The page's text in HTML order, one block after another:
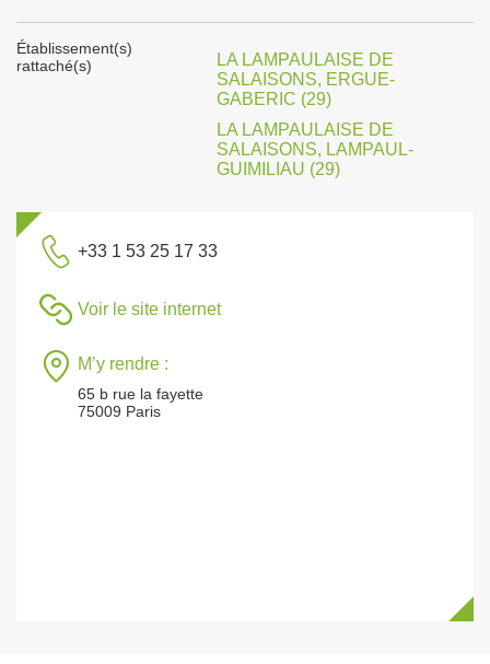
Établissement(s)
rattaché(s)
LA LAMPAULAISE DE
SALAISONS, ERGUE-
GABERIC (29)
LA LAMPAULAISE DE
SALAISONS, LAMPAUL-
GUIMILIAU (29)
+33 1 53 25 17 33
Voir le site internet
M’y rendre :
65 b rue la fayette
75009 Paris